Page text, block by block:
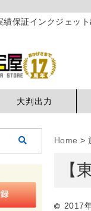
保証インクジェッ
大判出力
Home >
【
2017